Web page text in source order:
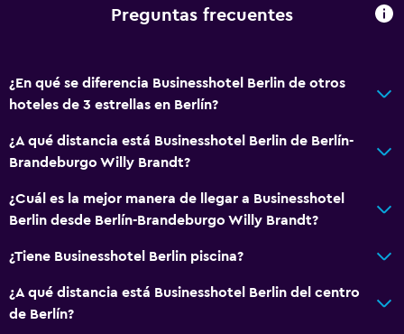
Preguntas frecuentes
¿En qué se diferencia Businesshotel Berlin de otros
hoteles de 3 estrellas en Berlín?
¿A qué distancia está Businesshotel Berlin de Berlín-
Brandeburgo Willy Brandt?
¿Cuál es la mejor manera de llegar a Businesshotel
Berlin desde Berlín-Brandeburgo Willy Brandt?
¿Tiene Businesshotel Berlin piscina?
¿A qué distancia está Businesshotel Berlin del centro
de Berlín?